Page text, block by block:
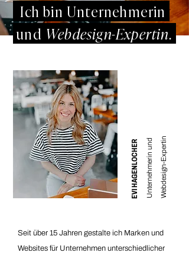
Ich bin Unternehmerin
und Webdesign-Expertin.
EVI HAGENLOCHERUnternehmerin undWebdesign-Expertin
Seit über 15 Jahren gestalte ich Marken und
Websites für Unternehmen unterschiedlicher